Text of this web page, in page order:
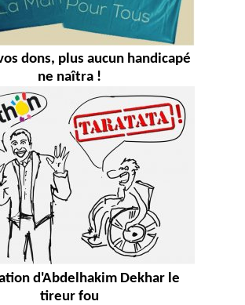
dons, plus aucun handicapé
ne naîtra !
d'Abdelhakim Dekhar le
tireur fou